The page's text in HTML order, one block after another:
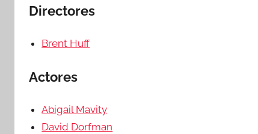
Directores
Brent Huff
Actores
Abigail Mavity
David Dorfman